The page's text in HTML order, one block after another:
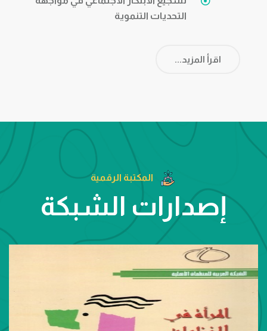
التحديات التنموية
اقرأ المزيد...
المكتبة الرقمية
إصدارات الشبكة